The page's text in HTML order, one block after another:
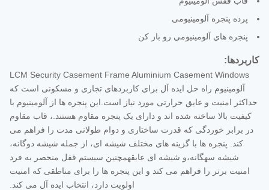
پرده پنجره آلومینیومی
پنجره هاي آلومينيومي رو باز کن
کاربردها:
LCM Security Casement Frame Aluminium Casement Windows
آلومینیوم راه حل ایده آل برای کاربردهای تجاری و مسکونی است که
حداکثر امنیت و عایق حرارتی مورد نیاز است.این پنجره ها از آلومینیوم با
کیفیت بالا ساخته شده اند و دارای یک پنجره مقاوم هستند.، قاب مقاوم
در برابر خوردگی که قدرت ساختاری و دوام طولانی مدت را فراهم می
کند. پنجره ها با گزینه های مختلف شیشه ای، از جمله شیشه دوگانه،
شیشه سهگانه،و شیشه ای عایقهمچنین سیستم قفل منحصر به فرد
امنیت برتر را فراهم می کند و این پنجره ها را برای مناطقی که امنیت
اولویت دارد، انتخاب ایده آل می کند.